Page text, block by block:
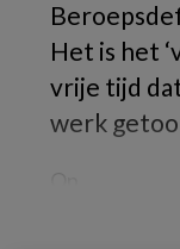
Het is het
vrije tijd
werk